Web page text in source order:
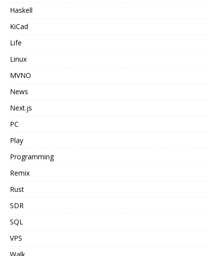
Haskell
KiCad
Life
Linux
MVNO
News
Next.js
PC
Play
Programming
Remix
Rust
SDR
SQL
VPS